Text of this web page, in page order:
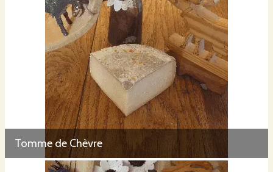
Tomme de Chèvre